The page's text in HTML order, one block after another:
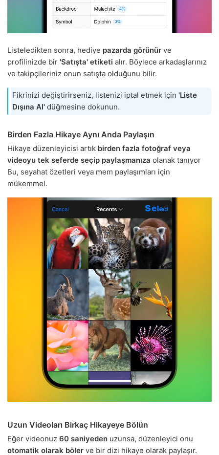
Listeledikten sonra, hediye pazarda görünür ve
profilinizde bir 'Satışta' etiketi alır. Böylece arkadaşlarınız
ve takipçileriniz onun satışta olduğunu bilir.
Fikrinizi değiştirirseniz, listenizi iptal etmek için 'Liste
Dışına Al' düğmesine dokunun.
Birden Fazla Hikaye Aynı Anda Paylaşın
Hikaye düzenleyicisi artık birden fazla fotoğraf veya
videoyu tek seferde seçip paylaşmanıza olanak tanıyor
Bu, seyahat özetleri veya mem paylaşımları için
mükemmel.
Uzun Videoları Birkaç Hikayeye Bölün
Eğer videonuz 60 saniyeden uzunsa, düzenleyici onu
otomatik olarak böler ve bir dizi hikaye olarak paylaşır.